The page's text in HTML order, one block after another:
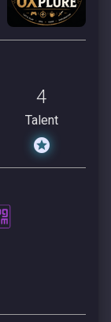
4
Talent